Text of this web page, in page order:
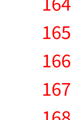
165
166
167